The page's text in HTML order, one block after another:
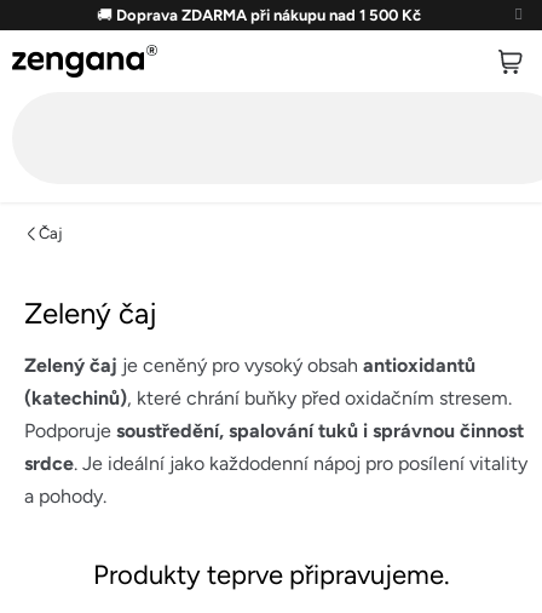
obsah
🚚 Doprava ZDARMA při nákupu nad 1 500 Kč
Čaj
Zelený čaj
Zelený čaj je ceněný pro vysoký obsah antioxidantů
(katechinů), které chrání buňky před oxidačním stresem.
Podporuje soustředění, spalování tuků i správnou činnost
srdce. Je ideální jako každodenní nápoj pro posílení vitality
a pohody.
Produkty teprve připravujeme.